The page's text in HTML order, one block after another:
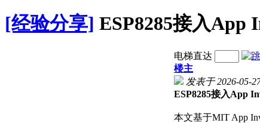
[经验分享] ESP8285接入App
电梯直达
楼主
发表于 2026-05-
ESP8285接入App
本文基于MIT App